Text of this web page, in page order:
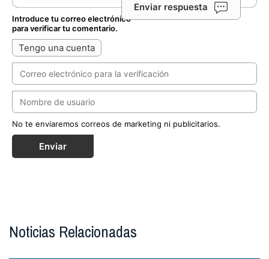
Enviar respuesta
Introduce tu correo electrónico
para verificar tu comentario.
Tengo una cuenta
No te enviaremos correos de marketing ni publicitarios.
Enviar
Noticias Relacionadas